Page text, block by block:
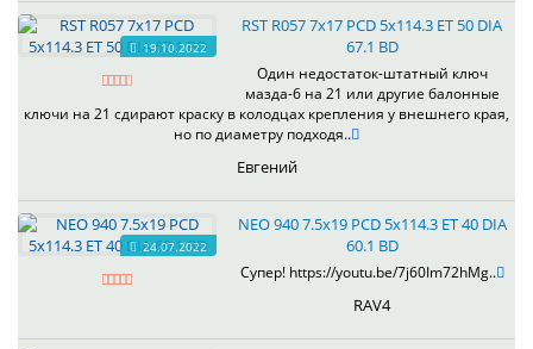
19.10.2022
RST R057 7x17 PCD 5x114.3 ET 50 DIA
67.1 BD
Один недостаток-штатный ключ
мазда-6 на 21 или другие балонные
ключи на 21 сдирают краску в колодцах крепления у внешнего края,
но по диаметру подходя..
Евгений
24.07.2022
NEO 940 7.5x19 PCD 5x114.3 ET 40 DIA
60.1 BD
Супер! https://youtu.be/7j60Im72hMg..
RAV4